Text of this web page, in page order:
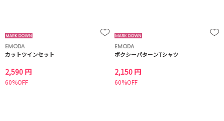
EMODA
カットツインセット
2,590 円
60%OFF
EMODA
ボクシーパターンTシャツ
2,150 円
60%OFF